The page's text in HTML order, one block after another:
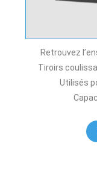
Retrouvez
Tiroirs
Utilisés